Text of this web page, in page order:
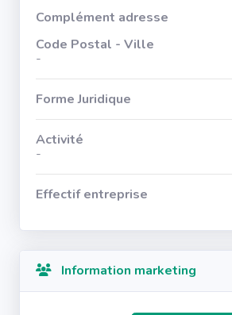
Complément adresse
Code Postal - Ville
-
Forme Juridique
Activité
-
Effectif entreprise
Information marketing